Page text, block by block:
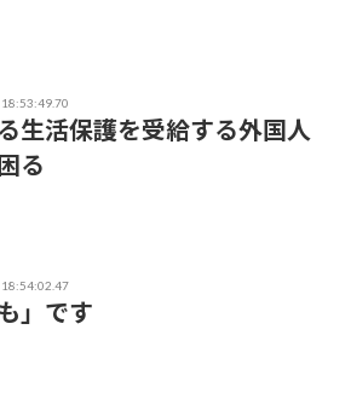
生活保護を受給する外国人
る
」です